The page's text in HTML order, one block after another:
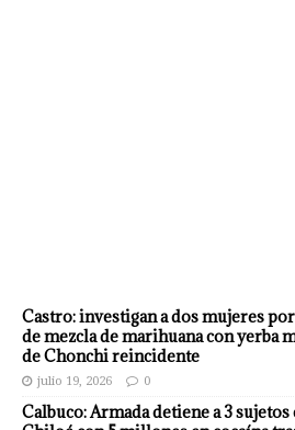
Castro: investigan a dos mujeres
de mezcla de marihuana con yerba
de Chonchi reincidente
julio 19, 2026 0
Calbuco: Armada detiene a 3